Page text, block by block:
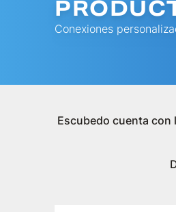
Conexiones
Escubedo cuenta